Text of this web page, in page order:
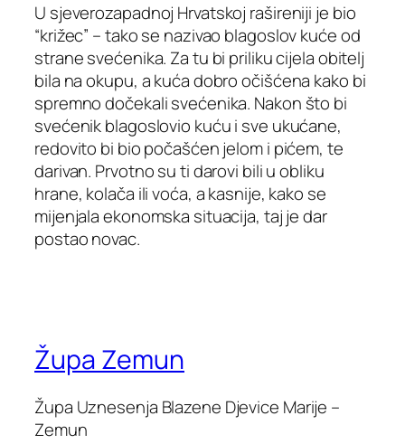
U sjeverozapadnoj Hrvatskoj rašireniji je bio
“križec” – tako se nazivao blagoslov kuće od
strane svećenika. Za tu bi priliku cijela obitelj
bila na okupu, a kuća dobro očišćena kako bi
spremno dočekali svećenika. Nakon što bi
svećenik blagoslovio kuću i sve ukućane,
redovito bi bio počašćen jelom i pićem, te
darivan. Prvotno su ti darovi bili u obliku
hrane, kolača ili voća, a kasnije, kako se
mijenjala ekonomska situacija, taj je dar
postao novac.
Župa Zemun
Župa Uznesenja Blazene Djevice Marije –
Zemun